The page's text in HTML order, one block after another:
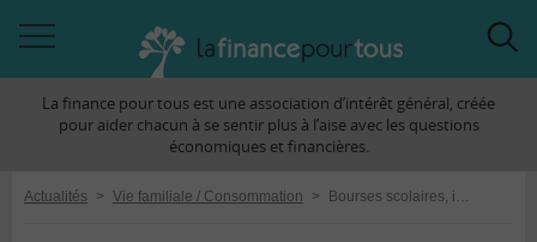
àLa finance pour tous est une association d’intérêt général, créée
pour aider chacun à se sentir plus à l’aise avec les questions
économiques et financières.
Actualités > Vie familiale / Consommation > Bourses scolaires, impôt, retraite : ce qui change au 1er septembre 2024